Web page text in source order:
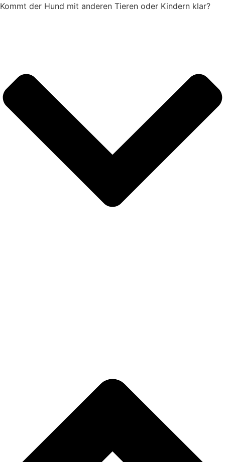
Kommt der Hund mit anderen Tieren oder Kindern klar?